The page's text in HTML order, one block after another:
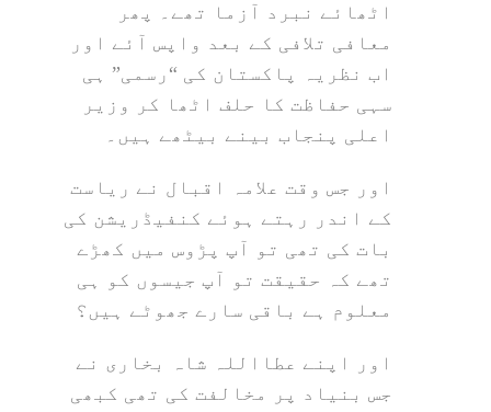
اٹھائے نبرد آزما تھے۔ پھر
معافی تلافی کے بعد واپس آئے اور
اب نظریہ پاکستان کی “رسمی” ہی
سہی حفاظت کا حلف اٹھا کر وزیر
اعلی پنجاب بینے بیٹھے ہیں۔
اور جس وقت علامہ اقبال نے ریاست
کے اندر رہتے ہوئے کنفیڈریشن کی
بات کی تھی تو آپ پڑوس میں کھڑے
تھے کہ حقیقت تو آپ جیسوں کو ہی
معلوم ہے باقی سارے جھوٹے ہیں؟
اور اپنے عطااللہ شاہ بخاری نے
جس بنیاد پر مخالفت کی تھی کبھی